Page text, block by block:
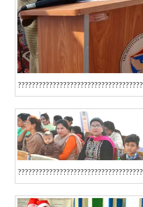
????????????????????????????????????
????????????????????????????????????